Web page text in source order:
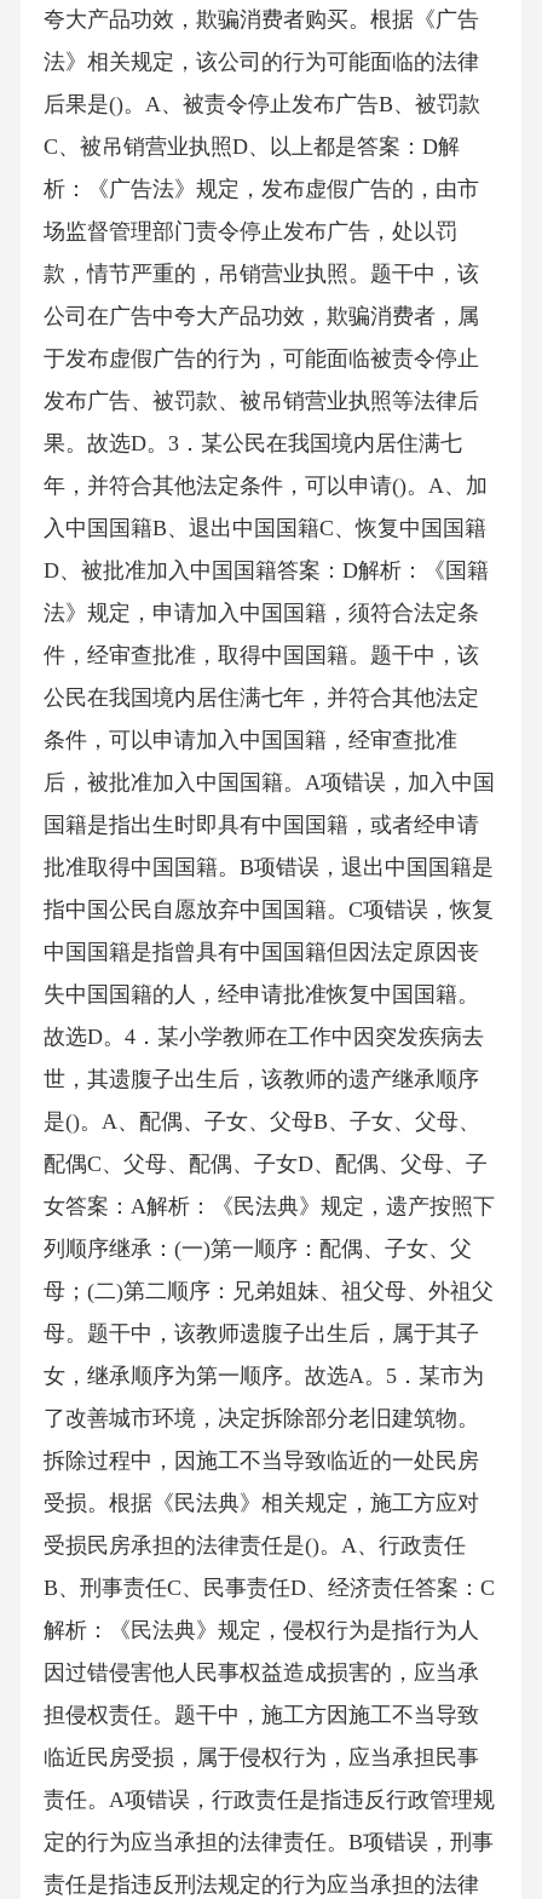
夸大产品功效，欺骗消费者购买。根据《广告
法》相关规定，该公司的行为可能面临的法律
后果是()。A、被责令停止发布广告B、被罚款
C、被吊销营业执照D、以上都是答案：D解
析：《广告法》规定，发布虚假广告的，由市
场监督管理部门责令停止发布广告，处以罚
款，情节严重的，吊销营业执照。题干中，该
公司在广告中夸大产品功效，欺骗消费者，属
于发布虚假广告的行为，可能面临被责令停止
发布广告、被罚款、被吊销营业执照等法律后
果。故选D。3．某公民在我国境内居住满七
年，并符合其他法定条件，可以申请()。A、加
入中国国籍B、退出中国国籍C、恢复中国国籍
D、被批准加入中国国籍答案：D解析：《国籍
法》规定，申请加入中国国籍，须符合法定条
件，经审查批准，取得中国国籍。题干中，该
公民在我国境内居住满七年，并符合其他法定
条件，可以申请加入中国国籍，经审查批准
后，被批准加入中国国籍。A项错误，加入中国
国籍是指出生时即具有中国国籍，或者经申请
批准取得中国国籍。B项错误，退出中国国籍是
指中国公民自愿放弃中国国籍。C项错误，恢复
中国国籍是指曾具有中国国籍但因法定原因丧
失中国国籍的人，经申请批准恢复中国国籍。
故选D。4．某小学教师在工作中因突发疾病去
世，其遗腹子出生后，该教师的遗产继承顺序
是()。A、配偶、子女、父母B、子女、父母、
配偶C、父母、配偶、子女D、配偶、父母、子
女答案：A解析：《民法典》规定，遗产按照下
列顺序继承：(一)第一顺序：配偶、子女、父
母；(二)第二顺序：兄弟姐妹、祖父母、外祖父
母。题干中，该教师遗腹子出生后，属于其子
女，继承顺序为第一顺序。故选A。5．某市为
了改善城市环境，决定拆除部分老旧建筑物。
拆除过程中，因施工不当导致临近的一处民房
受损。根据《民法典》相关规定，施工方应对
受损民房承担的法律责任是()。A、行政责任
B、刑事责任C、民事责任D、经济责任答案：C
解析：《民法典》规定，侵权行为是指行为人
因过错侵害他人民事权益造成损害的，应当承
担侵权责任。题干中，施工方因施工不当导致
临近民房受损，属于侵权行为，应当承担民事
责任。A项错误，行政责任是指违反行政管理规
定的行为应当承担的法律责任。B项错误，刑事
责任是指违反刑法规定的行为应当承担的法律